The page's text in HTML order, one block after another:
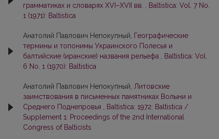
грамматиках и словарях XVI–XVII вв. , Baltistica: Vol. 7 No.
1 (1971): Baltistica
Анатолий Павлович Непокупный, Географические
термины и топонимы Украинского Полесья и
балтийские (иранские) названия рельефа , Baltistica: Vol.
6 No. 1 (1970): Baltistica
Анатолий Павлович Непокупный, Литовские
заимствования в письменных памятниках Волыни и
Среднего Поднепровья , Baltistica: 1972: Baltistica /
Supplement 1: Proceedings of the 2nd International
Congress of Balticists